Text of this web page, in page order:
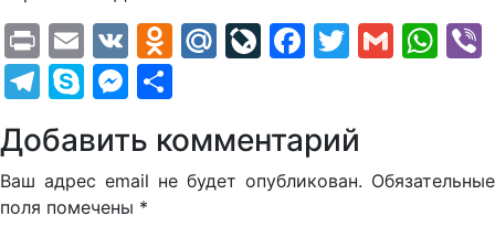
PrintEmail
VK Odnoklassniki
Mail.Ru
LiveJournal
Facebook
Twitter
Gmail
Telegram
SkypeMessenger
Добавить комментарий
Ваш адрес email не будет опубликован. Обязательные
поля помечены *